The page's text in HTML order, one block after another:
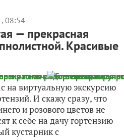
08:54
— прекрасная
Красивые
на виртуальную экскурсию
И скажу сразу, что
и розового цветов не
к себе на дачу гортензию
кустарник с